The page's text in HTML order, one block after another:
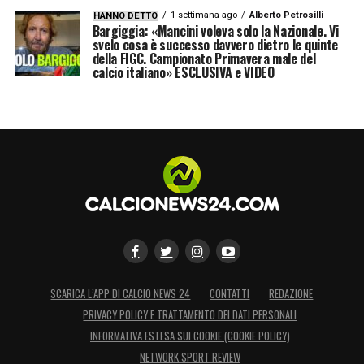
che tra un po’ anche lui diventerà
protagonista in Serie A».
HANNO DETTO 1 settimana ago Alberto Petrosilli
Bargiggia: «Mancini voleva solo la Nazionale. Vi
svelo cosa è successo davvero dietro le quinte
della FIGC. Campionato Primavera male del
calcio italiano» ESCLUSIVA e VIDEO
SCARICA L’APP DI CALCIO NEWS 24 CONTATTI
REDAZIONE
PRIVACY POLICY E TRATTAMENTO DEI DATI PERSONALI
INFORMATIVA ESTESA SUI COOKIE (COOKIE POLICY)
NETWORK SPORT REVIEW